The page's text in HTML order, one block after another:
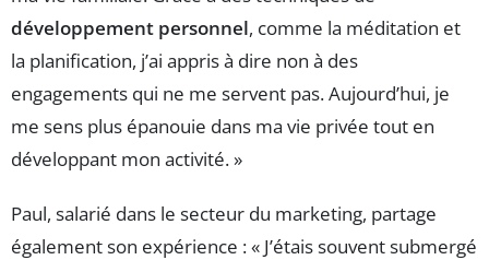
développement personnel, comme la méditation et
la planification, j’ai appris à dire non à des
engagements qui ne me servent pas. Aujourd’hui, je
me sens plus épanouie dans ma vie privée tout en
développant mon activité. »
Paul, salarié dans le secteur du marketing, partage
également son expérience : « J’étais souvent submergé